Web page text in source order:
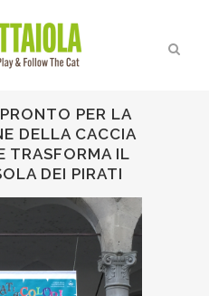
PER LA
DELLA CACCIA
TRASFORMA IL
DEI PIRATI